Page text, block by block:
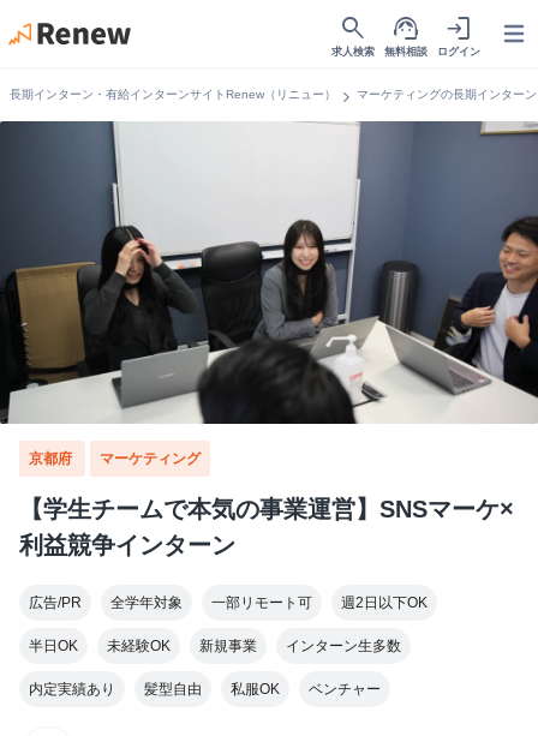
search
求人検索
support_agent
無料相談
login
ログイン
長期インターン・有給インターンサイトRenew（リニュー） chevron_right マーケティングの長期インター
京都府 マーケティング
【学生チームで本気の事業運営】SNSマーケ×
利益競争インターン
広告/PR 全学年対象 一部リモート可 週2日以下OK
半日OK 未経験OK 新規事業 インターン生多数
内定実績あり 髪型自由 私服OK ベンチャー